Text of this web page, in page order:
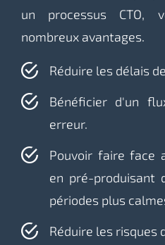
un processus CTO,
nombreux avantages.
Réduire les délais
Bénéficier d'un
erreur.
Pouvoir faire face
en pré-produisant
périodes plus
Réduire les risques